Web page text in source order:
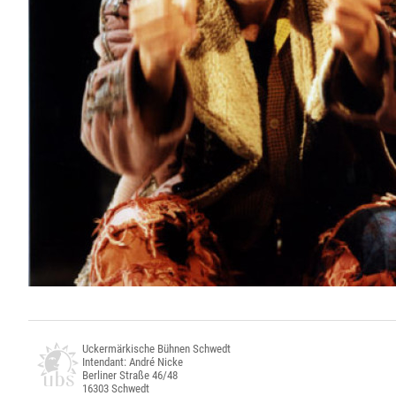
Uckermärkische Bühnen Schwedt
Intendant: André Nicke
Berliner Straße 46/48
16303 Schwedt